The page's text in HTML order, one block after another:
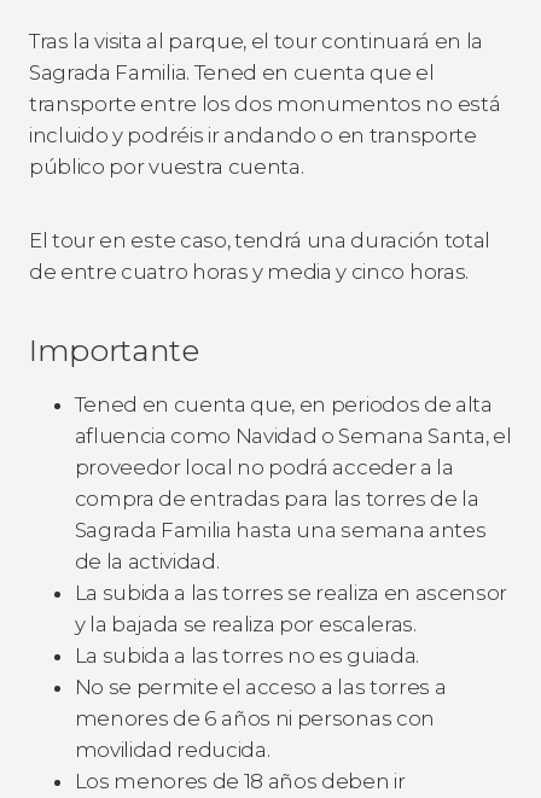
Tras la visita al parque, el tour continuará en la
Sagrada Familia. Tened en cuenta que el
transporte entre los dos monumentos no está
incluido y podréis ir andando o en transporte
público por vuestra cuenta.
El tour en este caso, tendrá una duración total
de entre cuatro horas y media y cinco horas.
Importante
Tened en cuenta que, en periodos de alta
afluencia como Navidad o Semana Santa, el
proveedor local no podrá acceder a la
compra de entradas para las torres de la
Sagrada Familia hasta una semana antes
de la actividad.
La subida a las torres se realiza en ascensor
y la bajada se realiza por escaleras.
La subida a las torres no es guiada.
No se permite el acceso a las torres a
menores de 6 años ni personas con
movilidad reducida.
Los menores de 18 años deben ir